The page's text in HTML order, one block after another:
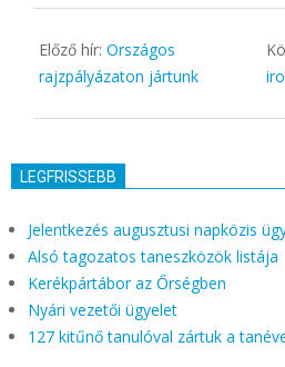
16
Előző hír: Országos
rajzpályázaton jártunk
LEGFRISSEBB
Jelentkezés augusztusi napközis
Alsó tagozatos taneszközök listája
Kerékpártábor az Őrségben
Nyári vezetői ügyelet
127 kitűnő tanulóval zártuk a